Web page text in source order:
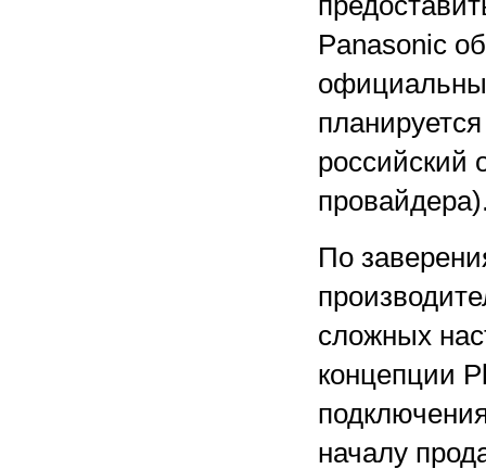
Panasonic
российский
По
сложных
концепции
началу